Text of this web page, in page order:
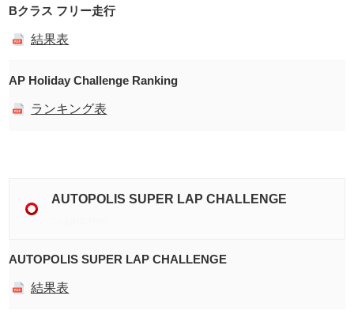
Bクラス フリー走行
結果表
AP Holiday Challenge Ranking
ランキング表
AUTOPOLIS SUPER LAP CHALLENGE
AUTOPOLIS SUPER LAP CHALLENGE
結果表